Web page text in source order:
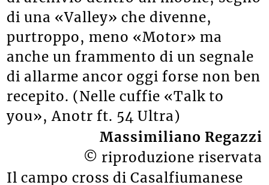
di archivio dentro un mobile, segno
di una «Valley» che divenne,
purtroppo, meno «Motor» ma
anche un frammento di un segnale
di allarme ancor oggi forse non ben
recepito. (Nelle cuffie «Talk to
you», Anotr ft. 54 Ultra)
Massimiliano Regazzi
© riproduzione riservata